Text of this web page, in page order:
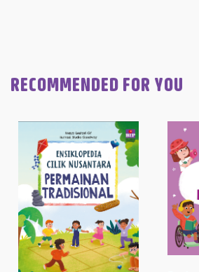
RECOMMENDED FOR YOU